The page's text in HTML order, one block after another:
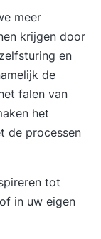
meer
krijgen door
en
de
falen van
het
de processen
tot
in uw eigen